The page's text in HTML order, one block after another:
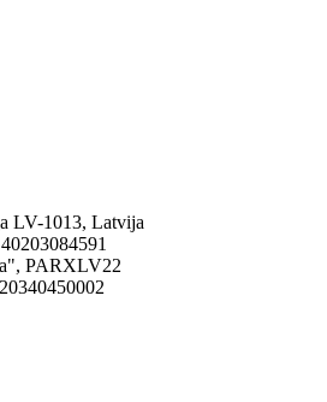
LV-1013, Latvija
PARXLV22